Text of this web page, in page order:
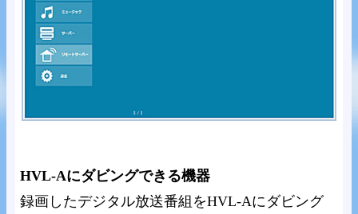
HVL-Aにダビングできる機器
録画したデジタル放送番組をHVL-Aにダビング